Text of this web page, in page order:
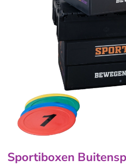
Sportiboxen